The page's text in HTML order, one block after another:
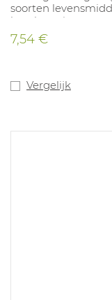
soorten
bescherming tegen
vrij en heeft het
Maten: 6-11.
7,54 €
Vergelijk